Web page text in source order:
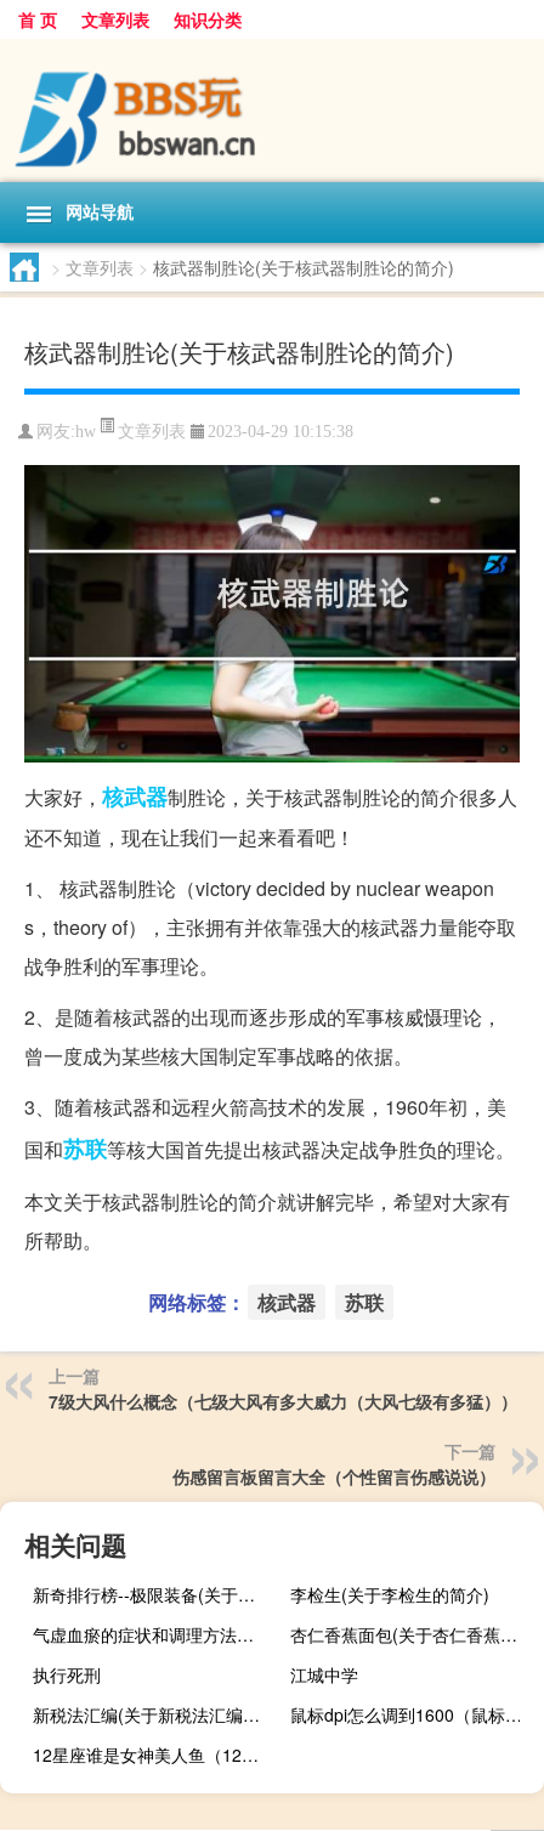
首 页 文章列表 知识分类
网站导航
> 文章列表 > 核武器制胜论(关于核武器制胜论的简介)
核武器制胜论(关于核武器制胜论的简介)
网友:hw 文章列表 2023-04-29 10:15:38
大家好，核武器制胜论，关于核武器制胜论的简介很多人
还不知道，现在让我们一起来看看吧！
1、 核武器制胜论（victory decided by nuclear weapon
s，theory of），主张拥有并依靠强大的核武器力量能夺取
战争胜利的军事理论。
2、是随着核武器的出现而逐步形成的军事核威慑理论，
曾一度成为某些核大国制定军事战略的依据。
3、随着核武器和远程火箭高技术的发展，1960年初，美
国和苏联等核大国首先提出核武器决定战争胜负的理论。
本文关于核武器制胜论的简介就讲解完毕，希望对大家有
所帮助。
网络标签： 核武器 苏联
上一篇
7级大风什么概念（七级大风有多大威力（大风七级有多猛））
下一篇
伤感留言板留言大全（个性留言伤感说说）
相关问题
新奇排行榜--极限装备(关于新奇排行榜--极限装备的简介)
李检生(关于李检生的简介)
气虚血瘀的症状和调理方法是什么（气虚血瘀的症状和调理方法）
杏仁香蕉面包(关于杏仁香蕉面包的简介)
执行死刑
江城中学
新税法汇编(关于新税法汇编的简介)
鼠标dpi怎么调到1600（鼠标dpi怎么调）
12星座谁是女神美人鱼（12星座谁是女神）